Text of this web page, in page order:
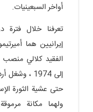
أواخر السبعينيات.
تعرفنا خلال
إيرانيين هما
حتى عشية الثورة
ولهما مكانة